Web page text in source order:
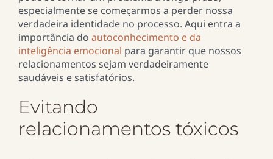
especialmente se começarmos a perder nossa
verdadeira identidade no processo. Aqui entra a
importância do autoconhecimento e da
inteligência emocional para garantir que nossos
relacionamentos sejam verdadeiramente
saudáveis e satisfatórios.
Evitando
relacionamentos tóxicos